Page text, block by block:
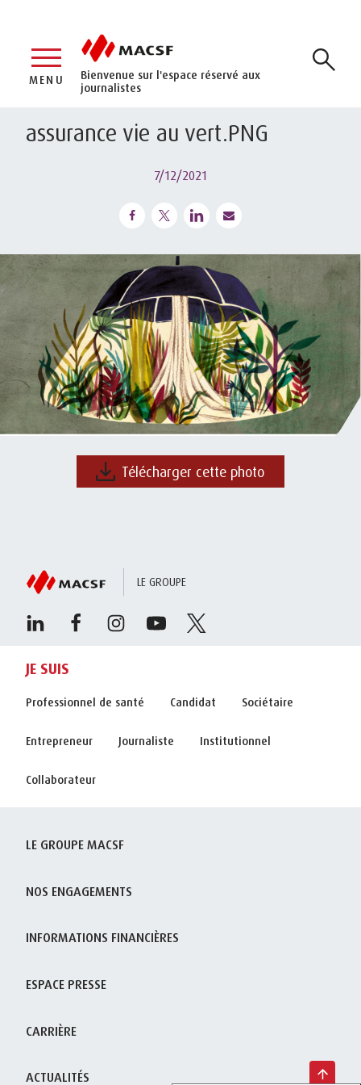
Bienvenue sur l'espace réservé aux
journalistes
MENU
assurance vie au vert.PNG
7/12/2021
Télécharger cette photo
LE GROUPE
JE SUIS
Professionnel de santé Candidat Sociétaire
Entrepreneur Journaliste Institutionnel
Collaborateur
LE GROUPE MACSF
NOS ENGAGEMENTS
INFORMATIONS FINANCIÈRES
ESPACE PRESSE
CARRIÈRE
ACTUALITÉS